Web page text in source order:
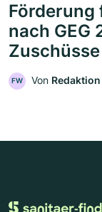
Förderung
nach GEG
FW Von